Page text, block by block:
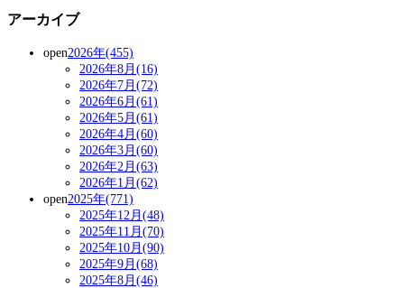
アーカイブ
open2026年(455)
2026年8月(16)
2026年7月(72)
2026年6月(61)
2026年5月(61)
2026年4月(60)
2026年3月(60)
2026年2月(63)
2026年1月(62)
open2025年(771)
2025年12月(48)
2025年11月(70)
2025年10月(90)
2025年9月(68)
2025年8月(46)